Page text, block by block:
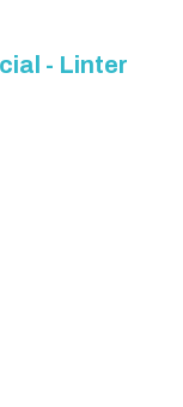
- Linter